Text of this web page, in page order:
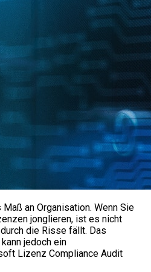
an Organisation. Wenn Sie
jonglieren, ist es nicht
die Risse fällt. Das
jedoch ein
Lizenz Compliance Audit